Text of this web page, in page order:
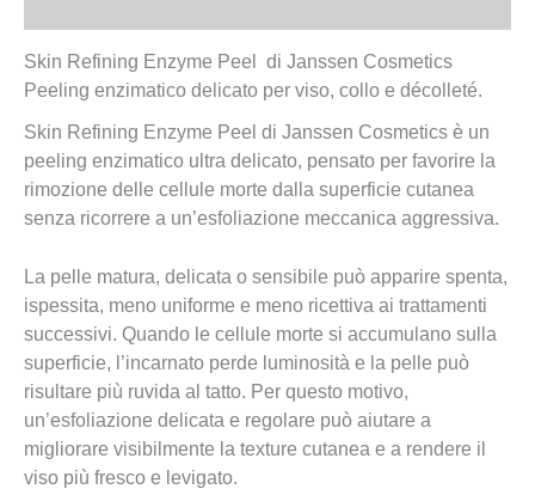
Skin Refining Enzyme Peel di Janssen Cosmetics
Peeling enzimatico delicato per viso, collo e décolleté.
Skin Refining Enzyme Peel di Janssen Cosmetics è un
peeling enzimatico ultra delicato, pensato per favorire la
rimozione delle cellule morte dalla superficie cutanea
senza ricorrere a un’esfoliazione meccanica aggressiva.
La pelle matura, delicata o sensibile può apparire spenta,
ispessita, meno uniforme e meno ricettiva ai trattamenti
successivi. Quando le cellule morte si accumulano sulla
superficie, l’incarnato perde luminosità e la pelle può
risultare più ruvida al tatto. Per questo motivo,
un’esfoliazione delicata e regolare può aiutare a
migliorare visibilmente la texture cutanea e a rendere il
viso più fresco e levigato.